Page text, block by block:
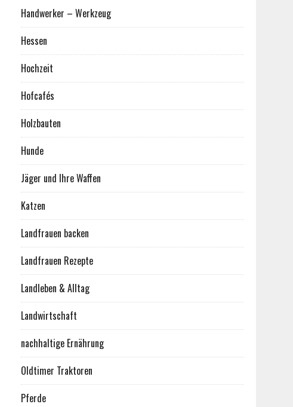
Handwerker – Werkzeug
Hessen
Hochzeit
Hofcafés
Holzbauten
Hunde
Jäger und Ihre Waffen
Katzen
Landfrauen backen
Landfrauen Rezepte
Landleben & Alltag
Landwirtschaft
nachhaltige Ernährung
Oldtimer Traktoren
Pferde